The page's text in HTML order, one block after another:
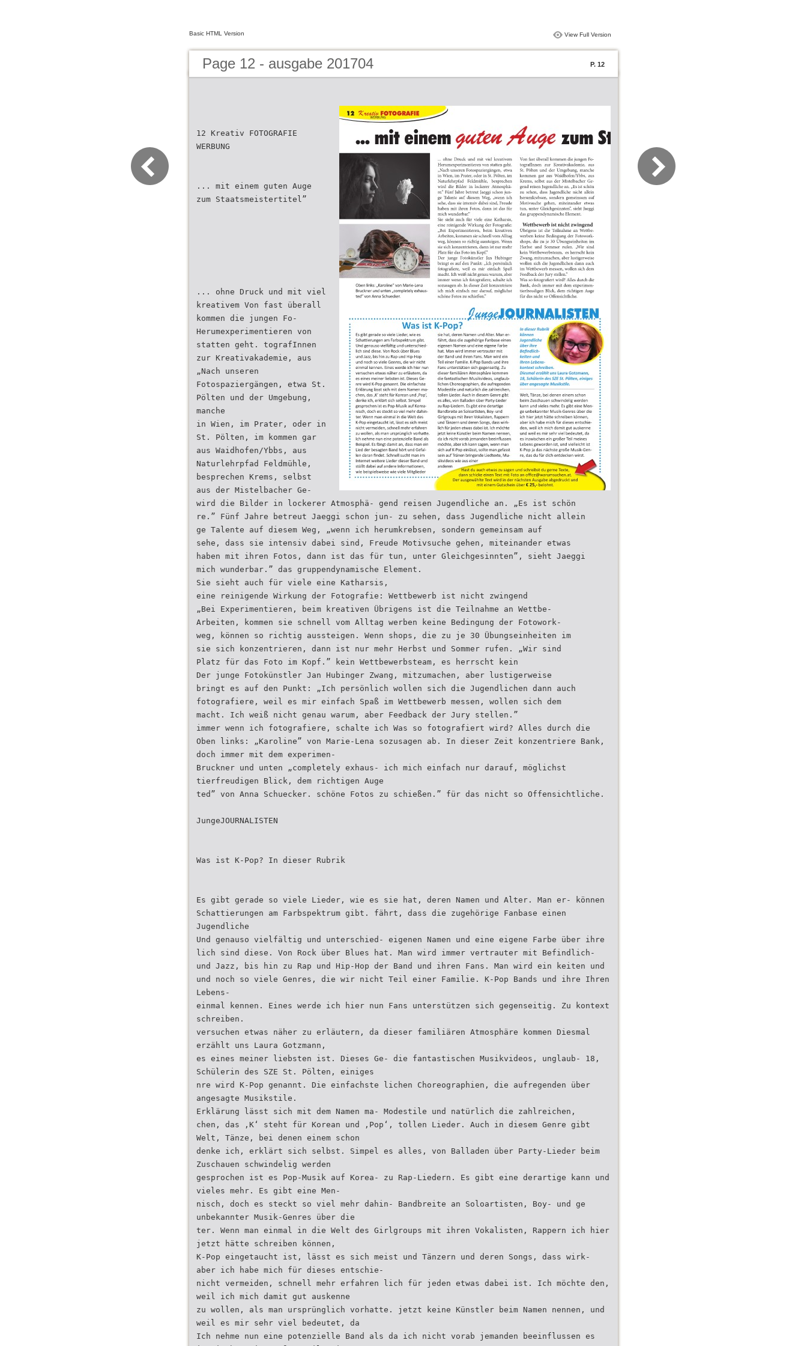
Basic HTML Version View Full Version
Page 12 - ausgabe 201704 P. 12
12 Kreativ FOTOGRAFIE
WERBUNG
... mit einem guten Auge
zum Staatsmeistertitel”
... ohne Druck und mit viel
kreativem Von fast überall
kommen die jungen Fo-
Herumexperimentieren von
statten geht. tografInnen
zur Kreativakademie, aus
„Nach unseren
Fotospaziergängen, etwa St.
Pölten und der Umgebung,
manche
in Wien, im Prater, oder in
St. Pölten, im kommen gar
aus Waidhofen/Ybbs, aus
Naturlehrpfad Feldmühle,
besprechen Krems, selbst
aus der Mistelbacher Ge-
wird die Bilder in lockerer Atmosphä- gend reisen Jugendliche an. „Es ist schön
re.” Fünf Jahre betreut Jaeggi schon jun- zu sehen, dass Jugendliche nicht allein
ge Talente auf diesem Weg, „wenn ich herumkrebsen, sondern gemeinsam auf
sehe, dass sie intensiv dabei sind, Freude Motivsuche gehen, miteinander etwas
haben mit ihren Fotos, dann ist das für tun, unter Gleichgesinnten”, sieht Jaeggi
mich wunderbar.” das gruppendynamische Element.
Sie sieht auch für viele eine Katharsis,
eine reinigende Wirkung der Fotografie: Wettbewerb ist nicht zwingend
„Bei Experimentieren, beim kreativen Übrigens ist die Teilnahme an Wettbe-
Arbeiten, kommen sie schnell vom Alltag werben keine Bedingung der Fotowork-
weg, können so richtig aussteigen. Wenn shops, die zu je 30 Übungseinheiten im
sie sich konzentrieren, dann ist nur mehr Herbst und Sommer rufen. „Wir sind
Platz für das Foto im Kopf.” kein Wettbewerbsteam, es herrscht kein
Der junge Fotokünstler Jan Hubinger Zwang, mitzumachen, aber lustigerweise
bringt es auf den Punkt: „Ich persönlich wollen sich die Jugendlichen dann auch
fotografiere, weil es mir einfach Spaß im Wettbewerb messen, wollen sich dem
macht. Ich weiß nicht genau warum, aber Feedback der Jury stellen.”
immer wenn ich fotografiere, schalte ich Was so fotografiert wird? Alles durch die
Oben links: „Karoline” von Marie-Lena sozusagen ab. In dieser Zeit konzentriere Bank,
doch immer mit dem experimen-
Bruckner und unten „completely exhaus- ich mich einfach nur darauf, möglichst
tierfreudigen Blick, dem richtigen Auge
ted” von Anna Schuecker. schöne Fotos zu schießen.” für das nicht so Offensichtliche.
JungeJOURNALISTEN
Was ist K-Pop? In dieser Rubrik
Es gibt gerade so viele Lieder, wie es sie hat, deren Namen und Alter. Man er- können
Schattierungen am Farbspektrum gibt. fährt, dass die zugehörige Fanbase einen
Jugendliche
Und genauso vielfältig und unterschied- eigenen Namen und eine eigene Farbe über ihre
lich sind diese. Von Rock über Blues hat. Man wird immer vertrauter mit Befindlich-
und Jazz, bis hin zu Rap und Hip-Hop der Band und ihren Fans. Man wird ein keiten und
und noch so viele Genres, die wir nicht Teil einer Familie. K-Pop Bands und ihre Ihren
Lebens-
einmal kennen. Eines werde ich hier nun Fans unterstützen sich gegenseitig. Zu kontext
schreiben.
versuchen etwas näher zu erläutern, da dieser familiären Atmosphäre kommen Diesmal
erzählt uns Laura Gotzmann,
es eines meiner liebsten ist. Dieses Ge- die fantastischen Musikvideos, unglaub- 18,
Schülerin des SZE St. Pölten, einiges
nre wird K-Pop genannt. Die einfachste lichen Choreographien, die aufregenden über
angesagte Musikstile.
Erklärung lässt sich mit dem Namen ma- Modestile und natürlich die zahlreichen,
chen, das ‚K‘ steht für Korean und ‚Pop‘, tollen Lieder. Auch in diesem Genre gibt
Welt, Tänze, bei denen einem schon
denke ich, erklärt sich selbst. Simpel es alles, von Balladen über Party-Lieder beim
Zuschauen schwindelig werden
gesprochen ist es Pop-Musik auf Korea- zu Rap-Liedern. Es gibt eine derartige kann und
vieles mehr. Es gibt eine Men-
nisch, doch es steckt so viel mehr dahin- Bandbreite an Soloartisten, Boy- und ge
unbekannter Musik-Genres über die
ter. Wenn man einmal in die Welt des Girlgroups mit ihren Vokalisten, Rappern ich hier
jetzt hätte schreiben können,
K-Pop eingetaucht ist, lässt es sich meist und Tänzern und deren Songs, dass wirk-
aber ich habe mich für dieses entschie-
nicht vermeiden, schnell mehr erfahren lich für jeden etwas dabei ist. Ich möchte den,
weil ich mich damit gut auskenne
zu wollen, als man ursprünglich vorhatte. jetzt keine Künstler beim Namen nennen, und
weil es mir sehr viel bedeutet, da
Ich nehme nun eine potenzielle Band als da ich nicht vorab jemanden beeinflussen es